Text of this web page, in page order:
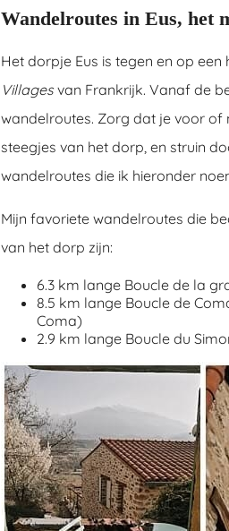
Wandelroutes in Eus, het
Het dorpje Eus is tegen en op
Villagesvan Frankrijk. Vanaf de
wandelroutes. Zorg dat je voor of
steegjes van het dorp, en struin
wandelroutes die ik hieronder
Mijn favoriete wandelroutes die
van het dorp zijn:
6.3 km lange Boucle de la
8.5 km lange Boucle de
Coma)
2.9 km lange Boucle du